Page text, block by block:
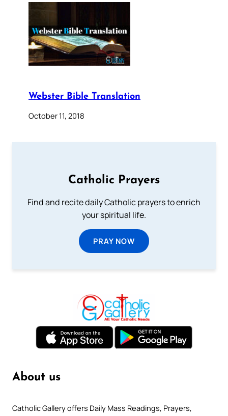
Webster Bible Translation
October 11, 2018
Catholic Prayers
Find and recite daily Catholic prayers to enrich
your spiritual life.
PRAY NOW
About us
Catholic Gallery offers Daily Mass Readings, Prayers,